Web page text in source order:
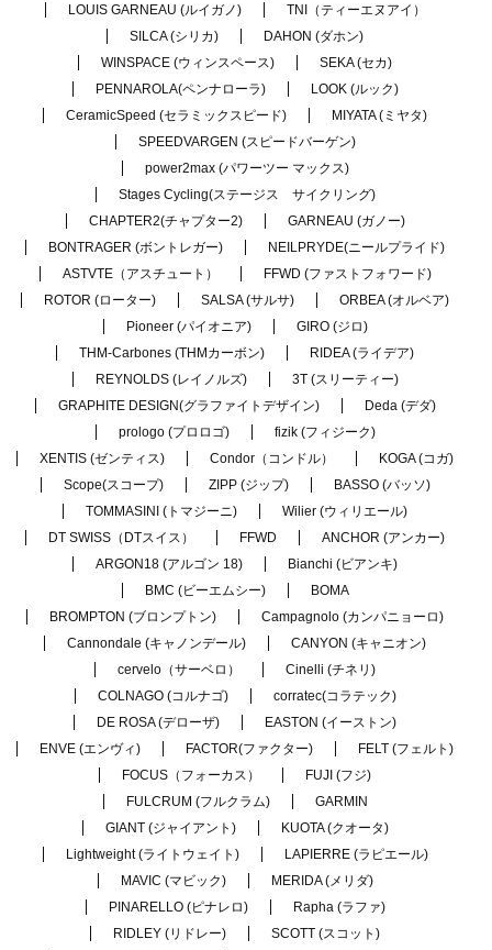
LOUIS GARNEAU (ルイガノ)
TNI（ティーエヌアイ）
SILCA (シリカ)
DAHON (ダホン)
WINSPACE (ウィンスペース)
SEKA (セカ)
PENNAROLA(ペンナローラ)
LOOK (ルック)
CeramicSpeed (セラミックスピード)
MIYATA (ミヤタ)
SPEEDVARGEN (スピードバーゲン)
power2max (パワーツー マックス)
Stages Cycling(ステージス サイクリング)
CHAPTER2(チャプター2)
GARNEAU (ガノー)
BONTRAGER (ボントレガー)
NEILPRYDE(ニールプライド)
ASTVTE（アスチュート）
FFWD (ファストフォワード)
ROTOR (ローター)
SALSA (サルサ)
ORBEA (オルベア)
Pioneer (パイオニア)
GIRO (ジロ)
THM-Carbones (THMカーボン)
RIDEA (ライデア)
REYNOLDS (レイノルズ)
3T (スリーティー)
GRAPHITE DESIGN(グラファイトデザイン)
Deda (デダ)
prologo (プロロゴ)
fizik (フィジーク)
XENTIS (ゼンティス)
Condor（コンドル）
KOGA (コガ)
Scope(スコープ)
ZIPP (ジップ)
BASSO (バッソ)
TOMMASINI (トマジーニ)
Wilier (ウィリエール)
DT SWISS（DTスイス）
FFWD
ANCHOR (アンカー)
ARGON18 (アルゴン 18)
Bianchi (ビアンキ)
BMC (ビーエムシー)
BOMA
BROMPTON (ブロンプトン)
Campagnolo (カンパニョーロ)
Cannondale (キャノンデール)
CANYON (キャニオン)
cervelo（サーベロ）
Cinelli (チネリ)
COLNAGO (コルナゴ)
corratec(コラテック)
DE ROSA (デローザ)
EASTON (イーストン)
ENVE (エンヴィ)
FACTOR(ファクター)
FELT (フェルト)
FOCUS（フォーカス）
FUJI (フジ)
FULCRUM (フルクラム)
GARMIN
GIANT (ジャイアント)
KUOTA (クオータ)
Lightweight (ライトウェイト)
LAPIERRE (ラピエール)
MAVIC (マビック)
MERIDA (メリダ)
PINARELLO (ピナレロ)
Rapha (ラファ)
RIDLEY (リドレー)
SCOTT (スコット)